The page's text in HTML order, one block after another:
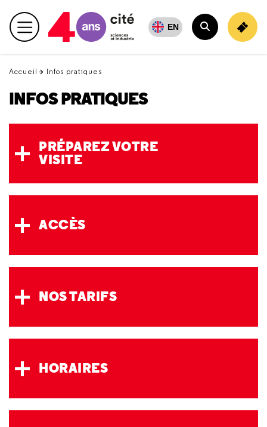
en
haut Menu principal EN
Rechercher
Accueil Infos pratiques
INFOS PRATIQUES
PRÉPAREZ VOTRE
VISITE
ACCÈS
NOS TARIFS
HORAIRES